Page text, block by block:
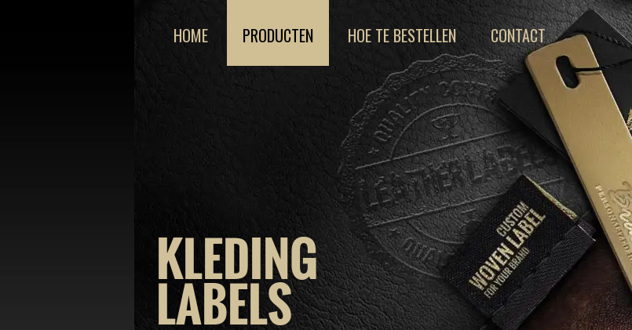
KLEDING
LABELS
HOME PRODUCTEN HOE TE BESTELLEN CONTACT